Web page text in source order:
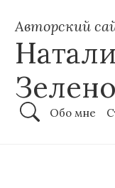
Авторский
Натали
Обо мне